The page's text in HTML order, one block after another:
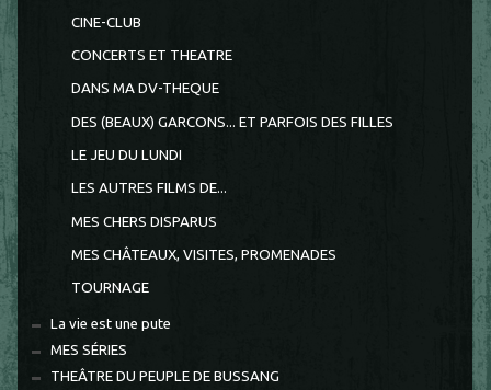
CINE-CLUB
CONCERTS ET THEATRE
DANS MA DV-THEQUE
DES (BEAUX) GARCONS... ET PARFOIS DES FILLES
LE JEU DU LUNDI
LES AUTRES FILMS DE...
MES CHERS DISPARUS
MES CHÂTEAUX, VISITES, PROMENADES
TOURNAGE
La vie est une pute
MES SÉRIES
THEÂTRE DU PEUPLE DE BUSSANG